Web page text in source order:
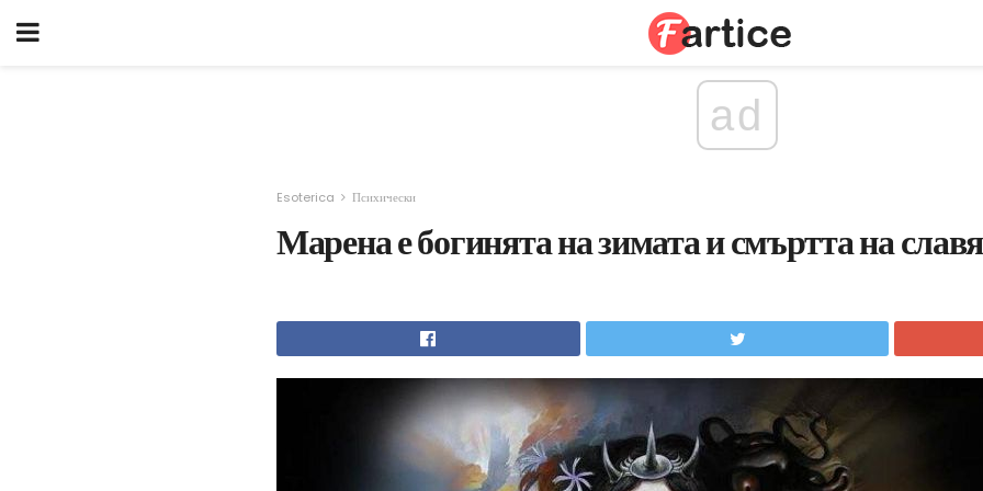
ad
Esoterica Психически
Марена е богинята на зимата и смъртта на